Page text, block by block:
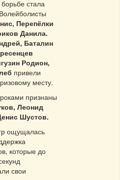
стала
Перепёлки
Данила.
Баталин
Родион,
привели
месту.
признаны
Леонид
Шустов.
ощущалась
которые до
свои